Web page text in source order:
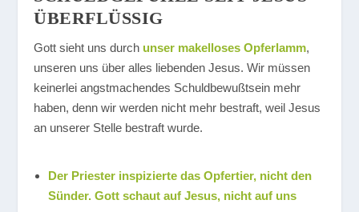
ÜBERFLÜSSIG
Gott sieht uns durch unser makelloses Opferlamm,
unseren uns über alles liebenden Jesus. Wir müssen
keinerlei angstmachendes Schuldbewußtsein mehr
haben, denn wir werden nicht mehr bestraft, weil Jesus
an unserer Stelle bestraft wurde.
Der Priester inspizierte das Opfertier, nicht den
Sünder. Gott schaut auf Jesus, nicht auf uns